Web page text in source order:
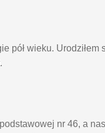
pół wieku.
nr 46, a